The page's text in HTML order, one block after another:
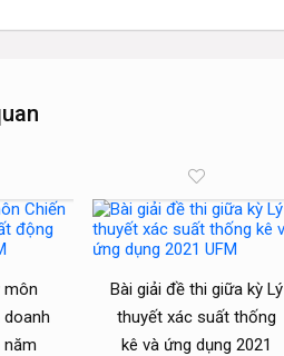
môn
doanh
năm
Bài giải đề thi giữa kỳ Lý
thuyết xác suất thống
kê và ứng dụng 2021